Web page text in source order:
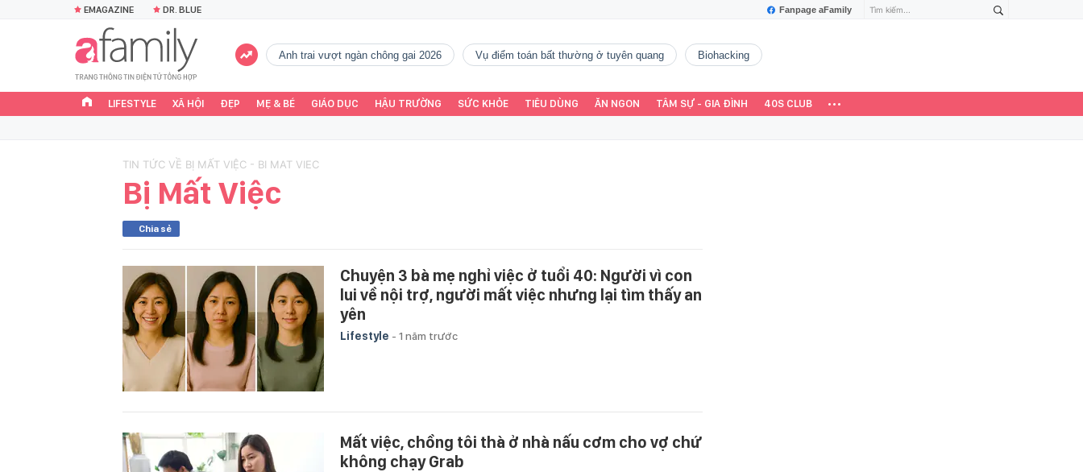
Fanpage aFamily
EMAGAZINE DR. BLUE
Anh trai vượt ngàn chông gai 2026 vụ điểm toán bất thường ở tuyên quang Biohacking
LIFESTYLE XÃ HỘI ĐẸP MẸ & BÉ GIÁO DỤC HẬU TRƯỜNG SỨC KHỎE TIÊU DÙNG ĂN NGON TÂM SỰ - GIA ĐÌNH 40S CLUB
TIN TỨC VỀ BỊ MẤT VIỆC - BI MAT VIEC
Bị Mất Việc
Chia sẻ
Chuyện 3 bà mẹ nghỉ việc ở tuổi 40: Người vì con
lui về nội trợ, người mất việc nhưng lại tìm thấy an
yên
Lifestyle - 1 năm trước
Mất việc, chồng tôi thà ở nhà nấu cơm cho vợ chứ
không chạy Grab